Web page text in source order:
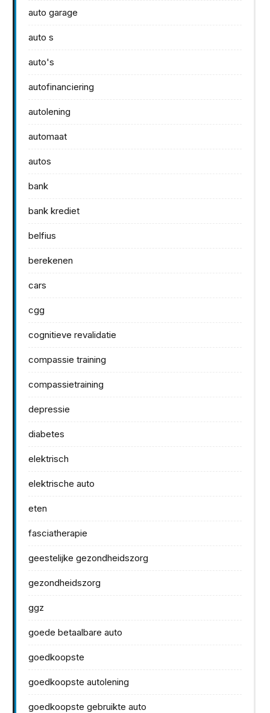
auto garage
auto s
auto's
autofinanciering
autolening
automaat
autos
bank
bank krediet
belfius
berekenen
cars
cgg
cognitieve revalidatie
compassie training
compassietraining
depressie
diabetes
elektrisch
elektrische auto
eten
fasciatherapie
geestelijke gezondheidszorg
gezondheidszorg
ggz
goede betaalbare auto
goedkoopste
goedkoopste autolening
goedkoopste gebruikte auto